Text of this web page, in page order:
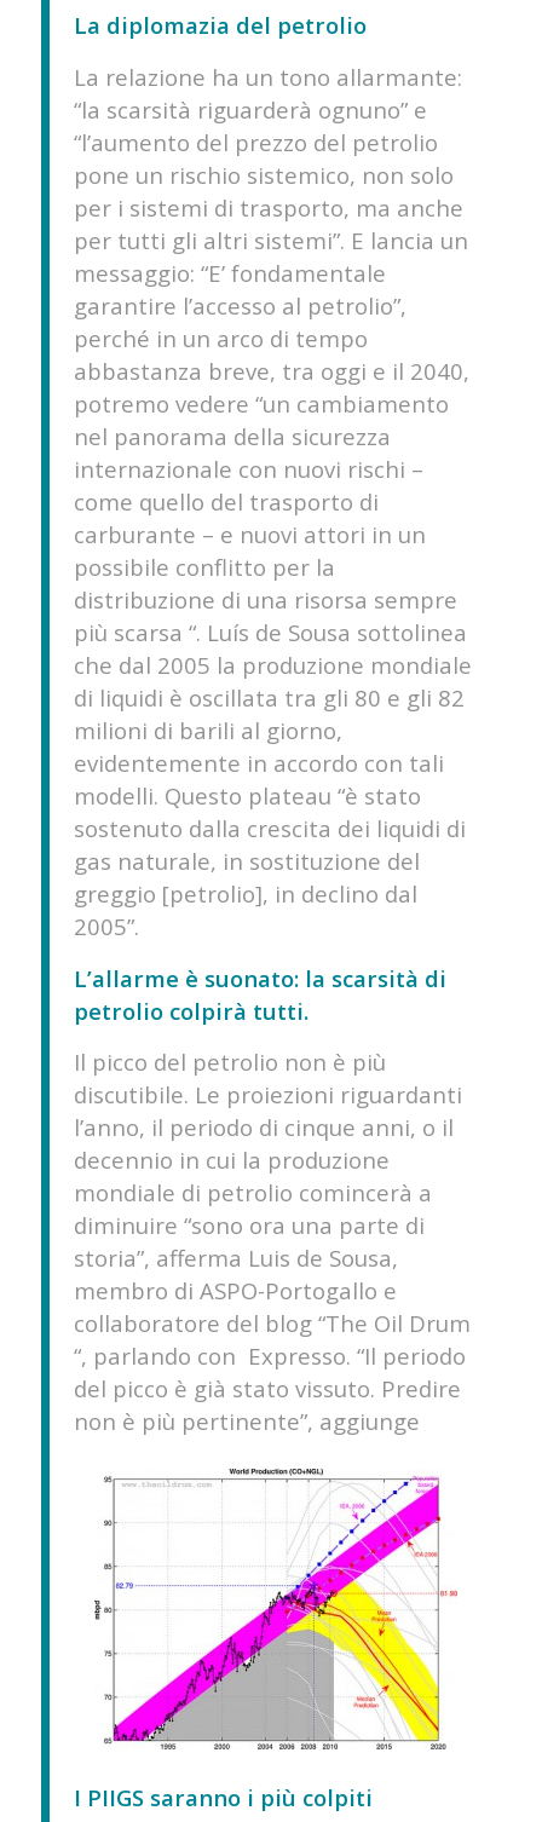
La diplomazia del petrolio
La relazione ha un tono allarmante:
“la scarsità riguarderà ognuno” e
“l’aumento del prezzo del petrolio
pone un rischio sistemico, non solo
per i sistemi di trasporto, ma anche
per tutti gli altri sistemi”. E lancia un
messaggio: “E’ fondamentale
garantire l’accesso al petrolio”,
perché in un arco di tempo
abbastanza breve, tra oggi e il 2040,
potremo vedere “un cambiamento
nel panorama della sicurezza
internazionale con nuovi rischi –
come quello del trasporto di
carburante – e nuovi attori in un
possibile conflitto per la
distribuzione di una risorsa sempre
più scarsa “. Luís de Sousa sottolinea
che dal 2005 la produzione mondiale
di liquidi è oscillata tra gli 80 e gli 82
milioni di barili al giorno,
evidentemente in accordo con tali
modelli. Questo plateau “è stato
sostenuto dalla crescita dei liquidi di
gas naturale, in sostituzione del
greggio [petrolio], in declino dal
2005”.
L’allarme è suonato: la scarsità di
petrolio colpirà tutti.
Il picco del petrolio non è più
discutibile. Le proiezioni riguardanti
l’anno, il periodo di cinque anni, o il
decennio in cui la produzione
mondiale di petrolio comincerà a
diminuire “sono ora una parte di
storia”, afferma Luis de Sousa,
membro di ASPO-Portogallo e
collaboratore del blog “The Oil Drum
“, parlando con Expresso. “Il periodo
del picco è già stato vissuto. Predire
non è più pertinente”, aggiunge
I PIIGS saranno i più colpiti